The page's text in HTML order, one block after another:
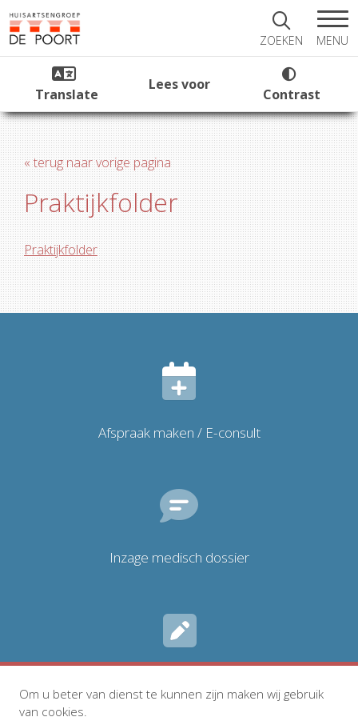
ZOEKEN MENU
Translate
Lees voor
Contrast
« terug naar vorige pagina
Praktijkfolder
Praktijkfolder
Afspraak maken / E-consult
Inzage medisch dossier
Om u beter van dienst te kunnen zijn maken wij gebruik
van cookies.